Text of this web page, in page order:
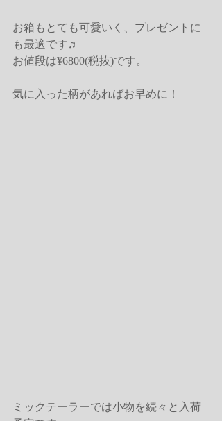
お箱もとても可愛いく、プレゼントに
も最適です♬
お値段は¥6800(税抜)です。
気に入った柄があればお早めに！
ミックテーラーでは小物を続々と入荷